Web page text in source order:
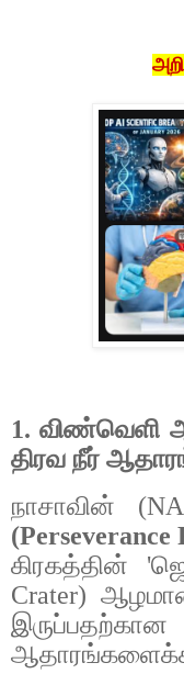
1.விண்வெளி
திரவ நீர்
நாசாவின்
(Perseverance
கிரகத்தின் '
Crater)
இருப்பதற்கான